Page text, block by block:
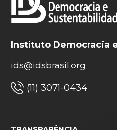
Instituto Democracia
ids@idsbrasil.org
(11) 3071-0434